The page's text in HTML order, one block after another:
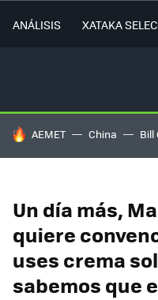
ANÁLISIS XATAKA
HOY SE HABLA DE
AEMET China Bill
Un día más,
quiere
uses crema
sabemos que